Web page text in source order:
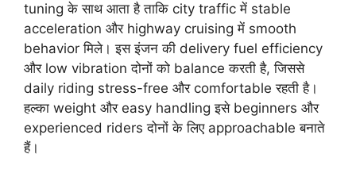
tuning के साथ आता है ताकि city traffic में stable
acceleration और highway cruising में smooth
behavior मिले। इस इंजन की delivery fuel efficiency
और low vibration दोनों को balance करती है, जिससे
daily riding stress-free और comfortable रहती है।
हल्का weight और easy handling इसे beginners और
experienced riders दोनों के लिए approachable बनाते
हैं।